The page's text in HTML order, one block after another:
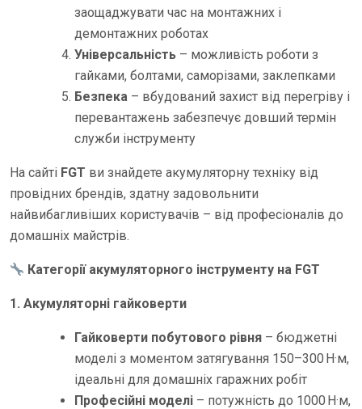
заощаджувати час на монтажних і
демонтажних роботах
Універсальність – можливість роботи з
гайками, болтами, саморізами, заклепками
Безпека – вбудований захист від перегріву і
перевантажень забезпечує довший термін
служби інструменту
На сайті FGT ви знайдете акумуляторну техніку від
провідних брендів, здатну задовольнити
найвибагливіших користувачів – від професіоналів до
домашніх майстрів.
Категорії акумуляторного інструменту на FGT
1. Акумуляторні гайковерти
Гайковерти побутового рівня – бюджетні
моделі з моментом затягування 150–300 Н·м,
ідеальні для домашніх гаражних робіт
Професійні моделі – потужність до 1000 Н·м,